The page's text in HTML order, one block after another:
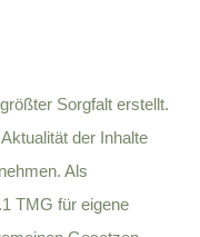
Sorgfalt erstellt.
der Inhalte
Als
TMG für eigene